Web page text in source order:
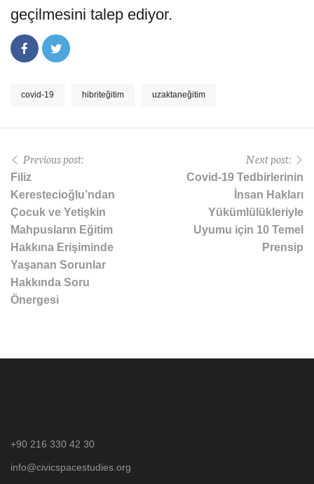
geçilmesini talep ediyor.
covid-19 hibriteğitim uzaktaneğitim
Previous post:
Filiz
Kerestecioğlu’ndan
Çocuk ve Yetişkin
Mahpusların Eğitim
Hakkına Erişiminde
Yaşanan Sorunlar
Hakkında Soru
Önergesi
Next post:
Covid-19 Tedbirlerinin
İnsan Hakları
Yükümlülükleriyle
Uyumu için 10 Temel
Prensip
+90 216 330 42 30
info@civicspacestudies.org